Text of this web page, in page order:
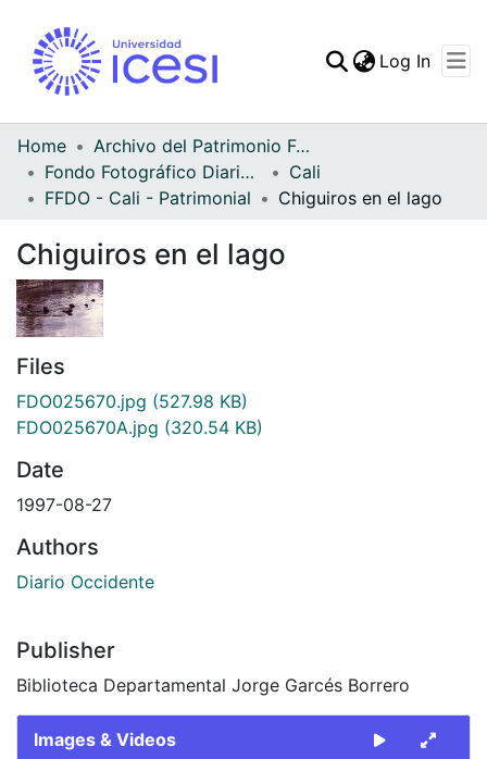
Statistics
Log In
Home
Archivo del Patrimonio Fotográfico y Fílmico del Valle del Cauca
Fondo Fotográfico Diario Occidente
Cali
FFDO - Cali - Patrimonial
Chiguiros en el lago
Chiguiros en el lago
Files
FDO025670.jpg (527.98 KB)
FDO025670A.jpg (320.54 KB)
Date
1997-08-27
Authors
Diario Occidente
Publisher
Biblioteca Departamental Jorge Garcés Borrero
Images & Videos